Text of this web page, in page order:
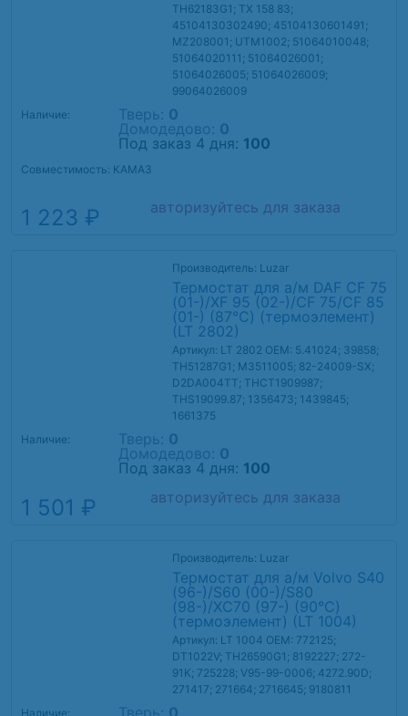
TH62183G1; TX 158 83;
45104130302490; 45104130601491;
MZ208001; UTM1002; 51064010048;
51064020111; 51064026001;
51064026005; 51064026009;
99064026009
Наличие:
Тверь: 0
Домодедово: 0
Под заказ 4 дня: 100
Совместимость: КАМАЗ
1 223 ₽ авторизуйтесь для заказа
Производитель: Luzar
Термостат для а/м DAF CF 75
(01-)/XF 95 (02-)/CF 75/CF 85
(01-) (87°С) (термоэлемент)
(LT 2802)
Артикул: LT 2802 OEM: 5.41024; 39858;
TH51287G1; M3511005; 82-24009-SX;
D2DA004TT; THCT1909987;
THS19099.87; 1356473; 1439845;
1661375
Наличие:
Тверь: 0
Домодедово: 0
Под заказ 4 дня: 100
1 501 ₽ авторизуйтесь для заказа
Производитель: Luzar
Термостат для а/м Volvo S40
(96-)/S60 (00-)/S80
(98-)/XC70 (97-) (90°С)
(термоэлемент) (LT 1004)
Артикул: LT 1004 OEM: 772125;
DT1022V; TH26590G1; 8192227; 272-
91K; 725228; V95-99-0006; 4272.90D;
271417; 271664; 2716645; 9180811
Наличие:
Тверь: 0